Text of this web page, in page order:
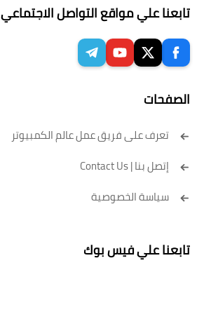
تابعنا علي مواقع التواصل الاجتماعي
الصفحات
تعرف على فريق عمل عالم الكمبيوتر
إتصل بنا | Contact Us
سياسة الخصوصية
تابعنا علي فيس بوك